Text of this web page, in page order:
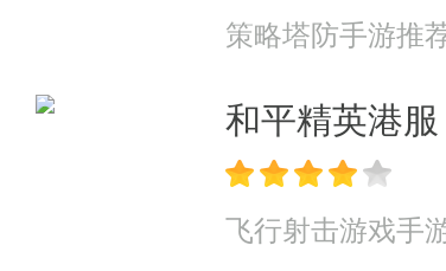
策略塔防手游推
和平精英港服
飞行射击游戏手